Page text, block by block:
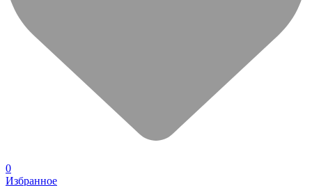
0
Избранное